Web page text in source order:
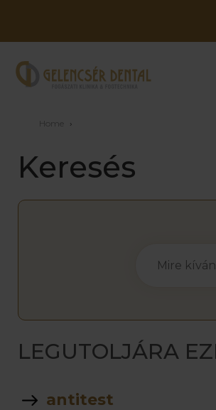
Home ›
Keresés
LEGUTOLJÁRA
antitest